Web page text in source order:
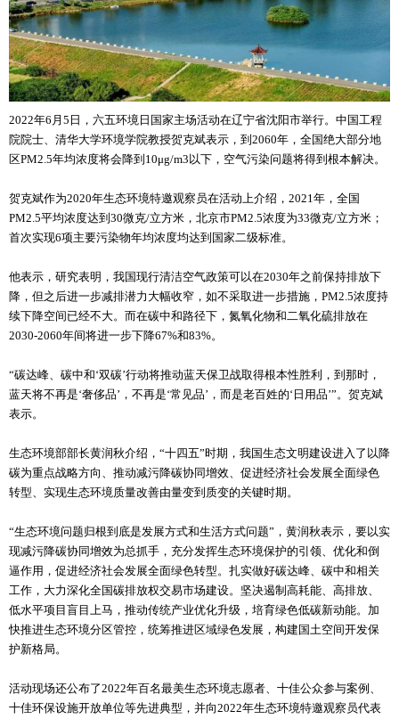
2022年6月5日，六五环境日国家主场活动在辽宁省沈阳市举行。中国工程
院院士、清华大学环境学院教授贺克斌表示，到2060年，全国绝大部分地
区PM2.5年均浓度将会降到10μg/m3以下，空气污染问题将得到根本解决。
贺克斌作为2020年生态环境特邀观察员在活动上介绍，2021年，全国
PM2.5平均浓度达到30微克/立方米，北京市PM2.5浓度为33微克/立方米；
首次实现6项主要污染物年均浓度均达到国家二级标准。
他表示，研究表明，我国现行清洁空气政策可以在2030年之前保持排放下
降，但之后进一步减排潜力大幅收窄，如不采取进一步措施，PM2.5浓度持
续下降空间已经不大。而在碳中和路径下，氮氧化物和二氧化硫排放在
2030-2060年间将进一步下降67%和83%。
“碳达峰、碳中和‘双碳’行动将推动蓝天保卫战取得根本性胜利，到那时，
蓝天将不再是‘奢侈品’，不再是‘常见品’，而是老百姓的‘日用品’”。贺克斌
表示。
生态环境部部长黄润秋介绍，“十四五”时期，我国生态文明建设进入了以降
碳为重点战略方向、推动减污降碳协同增效、促进经济社会发展全面绿色
转型、实现生态环境质量改善由量变到质变的关键时期。
“生态环境问题归根到底是发展方式和生活方式问题”，黄润秋表示，要以实
现减污降碳协同增效为总抓手，充分发挥生态环境保护的引领、优化和倒
逼作用，促进经济社会发展全面绿色转型。扎实做好碳达峰、碳中和相关
工作，大力深化全国碳排放权交易市场建设。坚决遏制高耗能、高排放、
低水平项目盲目上马，推动传统产业优化升级，培育绿色低碳新动能。加
快推进生态环境分区管控，统筹推进区域绿色发展，构建国土空间开发保
护新格局。
活动现场还公布了2022年百名最美生态环境志愿者、十佳公众参与案例、
十佳环保设施开放单位等先进典型，并向2022年生态环境特邀观察员代表